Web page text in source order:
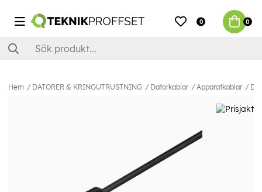
0 0
Hem DATORER & KRINGUTRUSTNING Datorkablar Apparatkablar